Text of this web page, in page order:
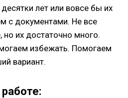
лет или вовсе бы их
с документами. Не все
их достаточно много.
избежать. Помогаем
вариант.